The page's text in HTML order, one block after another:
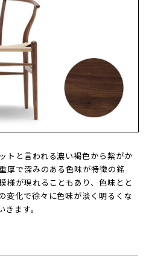
トと言われる濃い褐色から紫がか
厚で深みのある色味が特徴の銘
様が現れることもあり、色味とと
変化で徐々に色味が淡く明るくな
きます。